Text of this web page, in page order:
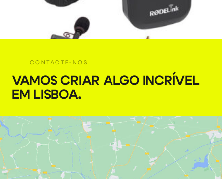
10,00 + 23% VAT
CONTACTE-NOS
VAMOS CRIAR ALGO INCRÍVEL
EM LISBOA.